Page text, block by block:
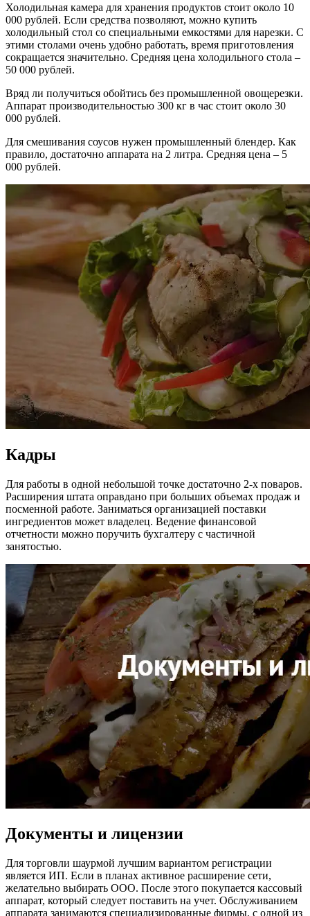
Холодильная камера для хранения продуктов стоит около 10
000 рублей. Если средства позволяют, можно купить
холодильный стол со специальными емкостями для нарезки. С
этими столами очень удобно работать, время приготовления
сокращается значительно. Средняя цена холодильного стола –
50 000 рублей.
Вряд ли получиться обойтись без промышленной овощерезки.
Аппарат производительностью 300 кг в час стоит около 30
000 рублей.
Для смешивания соусов нужен промышленный блендер. Как
правило, достаточно аппарата на 2 литра. Средняя цена – 5
000 рублей.
Кадры
Для работы в одной небольшой точке достаточно 2-х поваров.
Расширения штата оправдано при больших объемах продаж и
посменной работе. Заниматься организацией поставки
ингредиентов может владелец. Ведение финансовой
отчетности можно поручить бухгалтеру с частичной
занятостью.
Документы и лицензии
Для торговли шаурмой лучшим вариантом регистрации
является ИП. Если в планах активное расширение сети,
желательно выбирать ООО. После этого покупается кассовый
аппарат, который следует поставить на учет. Обслуживанием
аппарата занимаются специализированные фирмы, с одной из